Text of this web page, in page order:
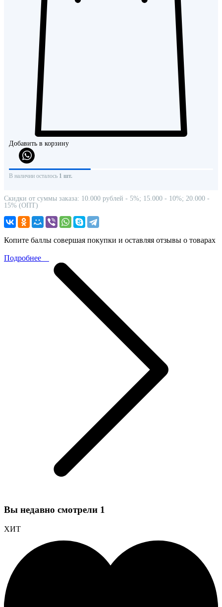
Добавить в корзину
В наличии осталось 1 шт.
Скидки от суммы заказа: 10.000 рублей - 5%; 15.000 - 10%; 20.000 -
15% (ОПТ)
Копите баллы совершая покупки и оставляя отзывы о товарах
Подробнее
Вы недавно смотрели 1
ХИТ